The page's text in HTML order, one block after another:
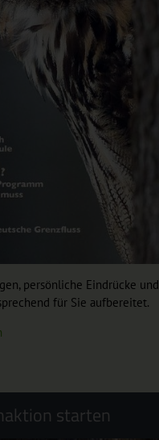
persönliche Eindrücke und
für Sie aufbereitet.
starten